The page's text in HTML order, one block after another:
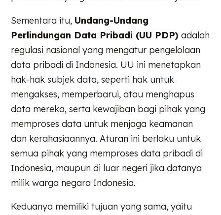
Sementara itu, Undang-Undang
Perlindungan Data Pribadi (UU PDP) adalah
regulasi nasional yang mengatur pengelolaan
data pribadi di Indonesia. UU ini menetapkan
hak-hak subjek data, seperti hak untuk
mengakses, memperbarui, atau menghapus
data mereka, serta kewajiban bagi pihak yang
memproses data untuk menjaga keamanan
dan kerahasiaannya. Aturan ini berlaku untuk
semua pihak yang memproses data pribadi di
Indonesia, maupun di luar negeri jika datanya
milik warga negara Indonesia.
Keduanya memiliki tujuan yang sama, yaitu